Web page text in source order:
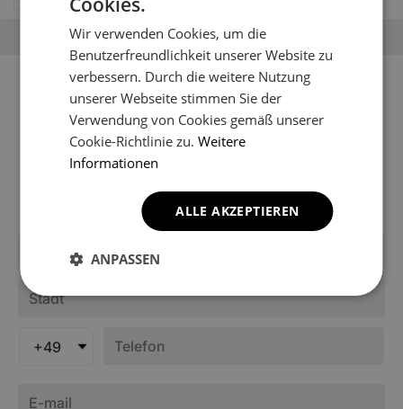
Sie können Ihr Fahrzeugmodell
nicht finden?
Möglicherweise ist es noch nicht in den Katalog des
Informationen über die Fußmatten für Ihr Modell zu
erhalten.
+49
Wir verwenden Cookies, um die
Benutzerfreundlichkeit unserer Website zu
verbessern. Durch die weitere Nutzung
unserer Webseite stimmen Sie der
Verwendung von Cookies gemäß unserer
Cookie-Richtlinie zu.Weitere
Informationen
ALLE AKZEPTIEREN
ANPASSEN